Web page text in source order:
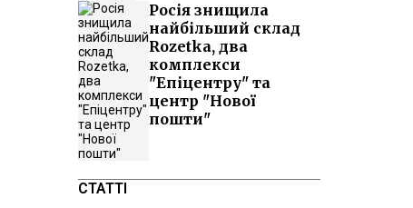
Росія знищила
найбільший склад
Rozetka, два
комплекси
"Епіцентру" та
центр "Нової
пошти"
СТАТТІ